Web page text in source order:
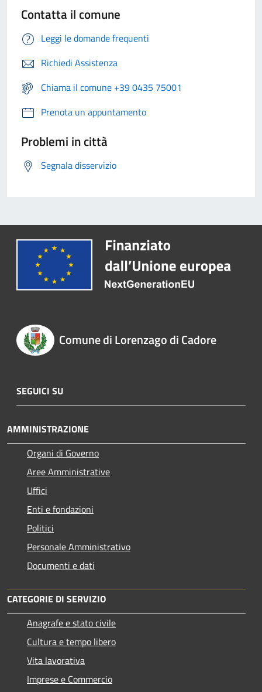
Contatta il comune
Leggi le domande frequenti
Richiedi Assistenza
Chiama il comune +39 0435 75001
Prenota un appuntamento
Problemi in città
Segnala disservizio
Comune di Lorenzago di Cadore
SEGUICI SU
AMMINISTRAZIONE
Organi di Governo
Aree Amministrative
Uffici
Enti e fondazioni
Politici
Personale Amministrativo
Documenti e dati
CATEGORIE DI SERVIZIO
Anagrafe e stato civile
Cultura e tempo libero
Vita lavorativa
Imprese e Commercio